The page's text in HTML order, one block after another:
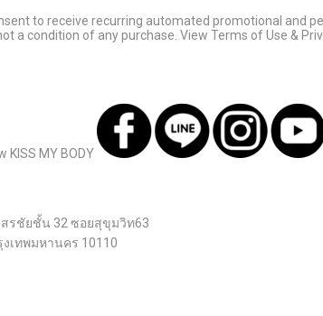
to receive recurring automated promotional
a condition of any purchase. View Terms of Use &
KISS MY BODY
สรชัยชั้น 32 ซอยสุขุมวิท63
เทพมหานคร 10110